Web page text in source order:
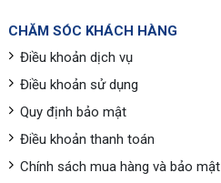
CHĂM SÓC KHÁCH HÀNG
Điều khoản dịch vụ
Điều khoản sử dụng
Quy định bảo mật
Điều khoản thanh toán
Chính sách mua hàng và bảo mật